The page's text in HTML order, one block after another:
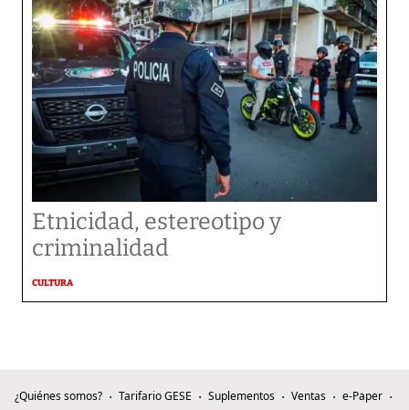
Etnicidad, estereotipo y
criminalidad
CULTURA
¿Quiénes somos? Tarifario GESE Suplementos Ventas
e-Paper